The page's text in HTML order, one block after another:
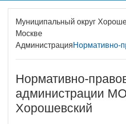
Муниципальный округ
Москве
АдминистрацияНормативно-
Нормативно-
администрации
Хорошевский